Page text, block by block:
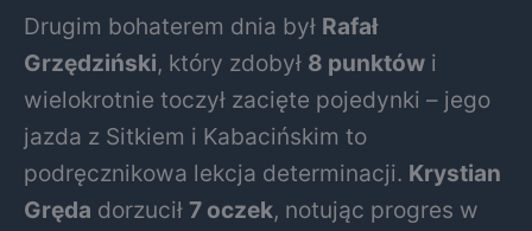
Drugim bohaterem dnia był Rafał
Grzędziński, który zdobył 8 punktów i
wielokrotnie toczył zacięte pojedynki – jego
jazda z Sitkiem i Kabacińskim to
podręcznikowa lekcja determinacji. Krystian
Gręda dorzucił 7 oczek, notując progres w